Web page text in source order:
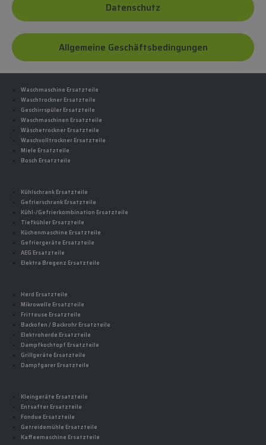
Datenschutz
Allgemeine Geschäftsbedingungen
Waschmaschine Ersatzteile
Waschtrockner Ersatzteile
Geschirrspüler Ersatzteile
Waschmaschinen Ersatzteile
Wäschetrockner Ersatzteile
Waschvolltrockner Ersatzteile
Miele Ersatzteile
Bosch Ersatzteile
Kühlschrank Ersatzteile
Gefrierschrank Ersatzteile
Kühl-/Gefrierkombination Ersatzteile
Tiefkühler Ersatzteile
Küchenmaschine Ersatzteile
Gefriergeräte Ersatzteile
AEG Ersatzteile
Elektra Bregenz Ersatzteile
Herd Ersatzteile
Mikrowelle Ersatzteile
Fritteuse Ersatzteile
Backofen / Backrohr Ersatzteile
Elektroherde Ersatzteile
Dampfkochtopf Ersatzteile
Grillgeräte Ersatzteile
Dampfgarer Ersatzteile
Kleingeräte Ersatzteile
Entsafter Ersatzteile
Fondue Ersatzteile
Getreidemühle Ersatzteile
Kaffeemaschine Ersatzteile